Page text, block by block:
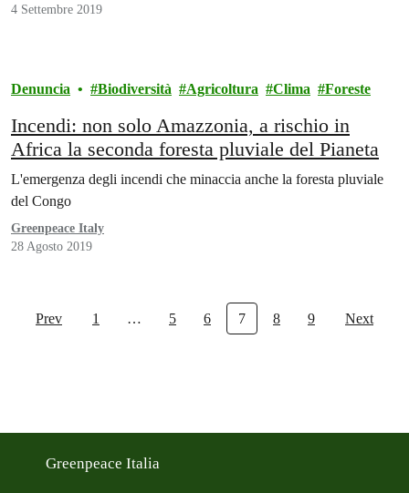
4 Settembre 2019
Denuncia Biodiversità Agricoltura Clima Foreste
Incendi: non solo Amazzonia, a rischio in
Africa la seconda foresta pluviale del Pianeta
L'emergenza degli incendi che minaccia anche la foresta pluviale
del Congo
Greenpeace Italy
28 Agosto 2019
Prev 1 … 5 6 7 8 9 Next
Greenpeace Italia